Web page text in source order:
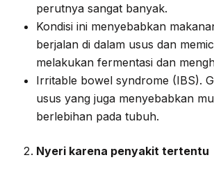
perutnya sangat banyak.
Kondisi ini menyebabkan
berjalan di dalam usus dan
melakukan fermentasi dan
Irritable bowel syndrome (IBS).
usus yang juga menyebabkan
berlebihan pada tubuh.
Nyeri karena penyakit tertentu